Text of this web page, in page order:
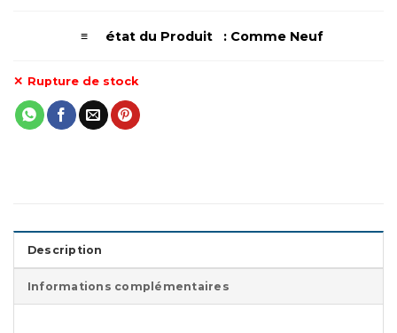
≡ état du Produit : Comme Neuf
Rupture de stock
Description
Informations complémentaires